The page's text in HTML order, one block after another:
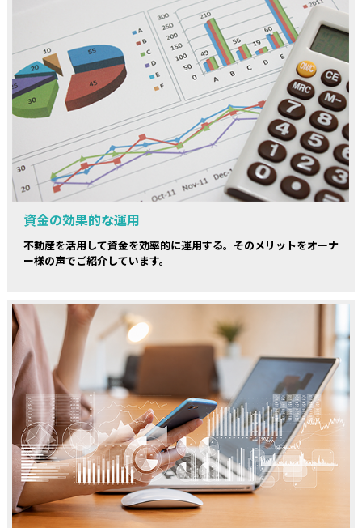
資金の効果的な運用
不動産を活用して資金を効率的に運用する。そのメリットをオーナ
ー様の声でご紹介しています。